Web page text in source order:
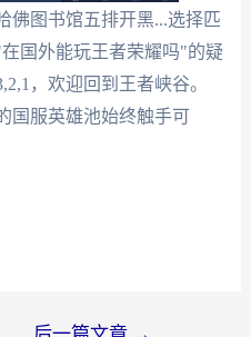
佛图书馆五排开黑...选择匹
国外能玩王者荣耀吗"的疑
，欢迎回到王者峡谷。
国服英雄池始终触手可